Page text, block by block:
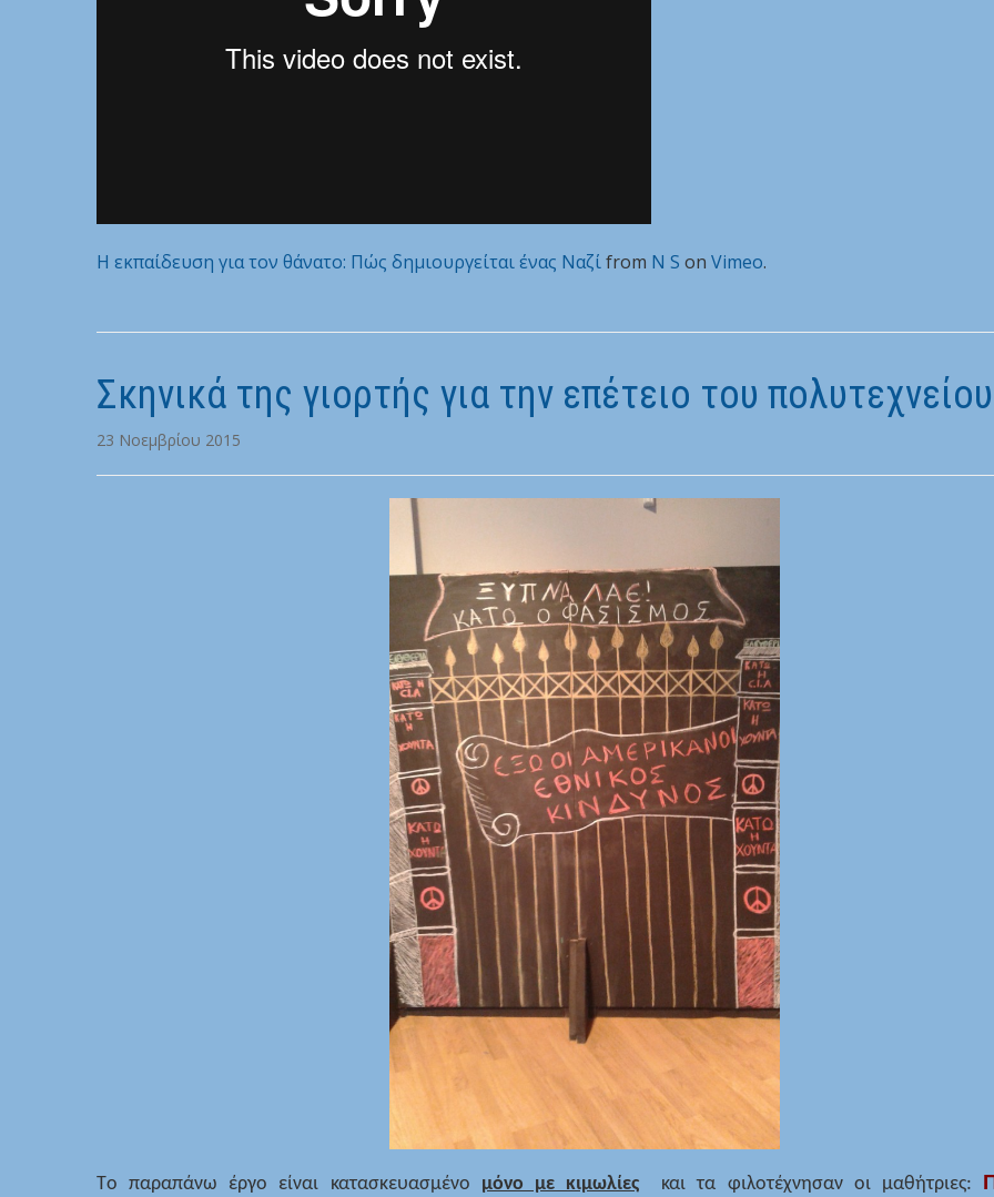
Η εκπαίδευση για τον θάνατο: Πώς δημιουργείται ένας Ναζίfrom N S on Vimeo.
Σκηνικά της γιορτής για την επέτειο του πολυτεχνείου
23 Νοεμβρίου 2015
Τo παραπάνω έργo είναι κατασκευασμένo μόνο με κιμωλίες και τα φιλοτέχνησαν οι μαθήτριες: